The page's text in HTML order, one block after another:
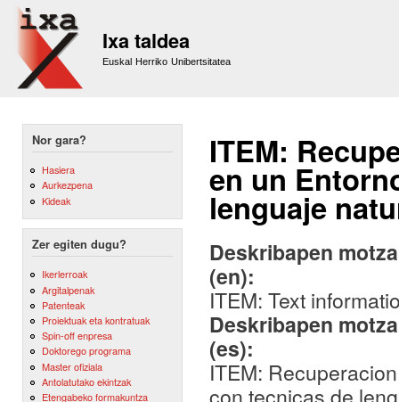
Ixa taldea
Euskal Herriko Unibertsitatea
Nor gara?
Hasiera
Aurkezpena
Kideak
Zer egiten dugu?
Ikerlerroak
Argitalpenak
Patenteak
Proiektuak eta kontratuak
Spin-off enpresa
Doktorego programa
Master ofiziala
Antolatutako ekintzak
Etengabeko formakuntza
ITEM:
en un
lenguaje
Deskribapen
(en):
ITEM: Text
Deskribapen
(es):
ITEM: